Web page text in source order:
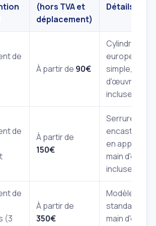
(hors TVA et
déplacement)
Détails
de
À partir de 90€
Cylindre
européen
simple, main
d'œuvre
incluse.
de
À partir de
150€
Serrure à
encastrer ou
en applique,
main d'œuvre
incluse.
de
(3
À partir de
350€
Modèle
standard,
main d'œuvre